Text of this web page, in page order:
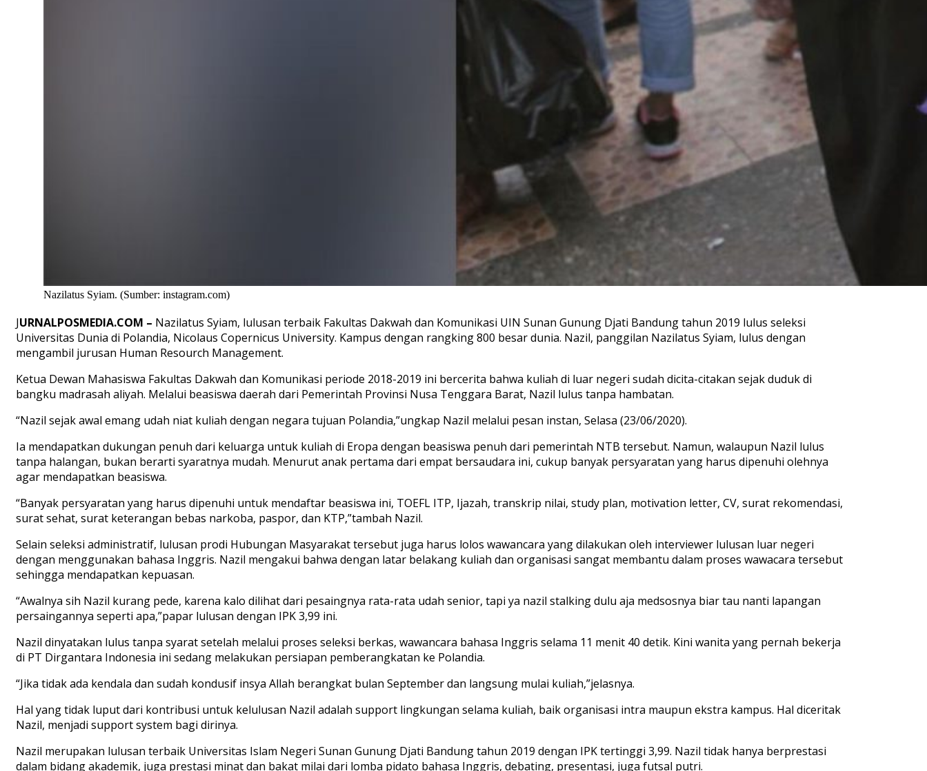
Nazilatus Syiam. (Sumber: instagram.com)
JURNALPOSMEDIA.COM – Nazilatus Syiam, lulusan terbaik Fakultas Dakwah dan Komunikasi UIN Sunan Gunung Djati Bandung tahun 2019 lulus seleksi
Universitas Dunia di Polandia, Nicolaus Copernicus University. Kampus dengan rangking 800 besar dunia. Nazil, panggilan Nazilatus Syiam, lulus dengan
mengambil jurusan Human Resourch Management.
Ketua Dewan Mahasiswa Fakultas Dakwah dan Komunikasi periode 2018-2019 ini bercerita bahwa kuliah di luar negeri sudah dicita-citakan sejak duduk di
bangku madrasah aliyah. Melalui beasiswa daerah dari Pemerintah Provinsi Nusa Tenggara Barat, Nazil lulus tanpa hambatan.
“Nazil sejak awal emang udah niat kuliah dengan negara tujuan Polandia,”ungkap Nazil melalui pesan instan, Selasa (23/06/2020).
Ia mendapatkan dukungan penuh dari keluarga untuk kuliah di Eropa dengan beasiswa penuh dari pemerintah NTB tersebut. Namun, walaupun Nazil lulus
tanpa halangan, bukan berarti syaratnya mudah. Menurut anak pertama dari empat bersaudara ini, cukup banyak persyaratan yang harus dipenuhi olehnya
agar mendapatkan beasiswa.
“Banyak persyaratan yang harus dipenuhi untuk mendaftar beasiswa ini, TOEFL ITP, Ijazah, transkrip nilai, study plan, motivation letter, CV, surat rekomendasi,
surat sehat, surat keterangan bebas narkoba, paspor, dan KTP,”tambah Nazil.
Selain seleksi administratif, lulusan prodi Hubungan Masyarakat tersebut juga harus lolos wawancara yang dilakukan oleh interviewer lulusan luar negeri
dengan menggunakan bahasa Inggris. Nazil mengakui bahwa dengan latar belakang kuliah dan organisasi sangat membantu dalam proses wawacara tersebut
sehingga mendapatkan kepuasan.
“Awalnya sih Nazil kurang pede, karena kalo dilihat dari pesaingnya rata-rata udah senior, tapi ya nazil stalking dulu aja medsosnya biar tau nanti lapangan
persaingannya seperti apa,”papar lulusan dengan IPK 3,99 ini.
Nazil dinyatakan lulus tanpa syarat setelah melalui proses seleksi berkas, wawancara bahasa Inggris selama 11 menit 40 detik. Kini wanita yang pernah bekerja
di PT Dirgantara Indonesia ini sedang melakukan persiapan pemberangkatan ke Polandia.
“Jika tidak ada kendala dan sudah kondusif insya Allah berangkat bulan September dan langsung mulai kuliah,”jelasnya.
Hal yang tidak luput dari kontribusi untuk kelulusan Nazil adalah support lingkungan selama kuliah, baik organisasi intra maupun ekstra kampus. Hal diceritak
Nazil, menjadi support system bagi dirinya.
Nazil merupakan lulusan terbaik Universitas Islam Negeri Sunan Gunung Djati Bandung tahun 2019 dengan IPK tertinggi 3,99. Nazil tidak hanya berprestasi
dalam bidang akademik, juga prestasi minat dan bakat milai dari lomba pidato bahasa Inggris, debating, presentasi, juga futsal putri.